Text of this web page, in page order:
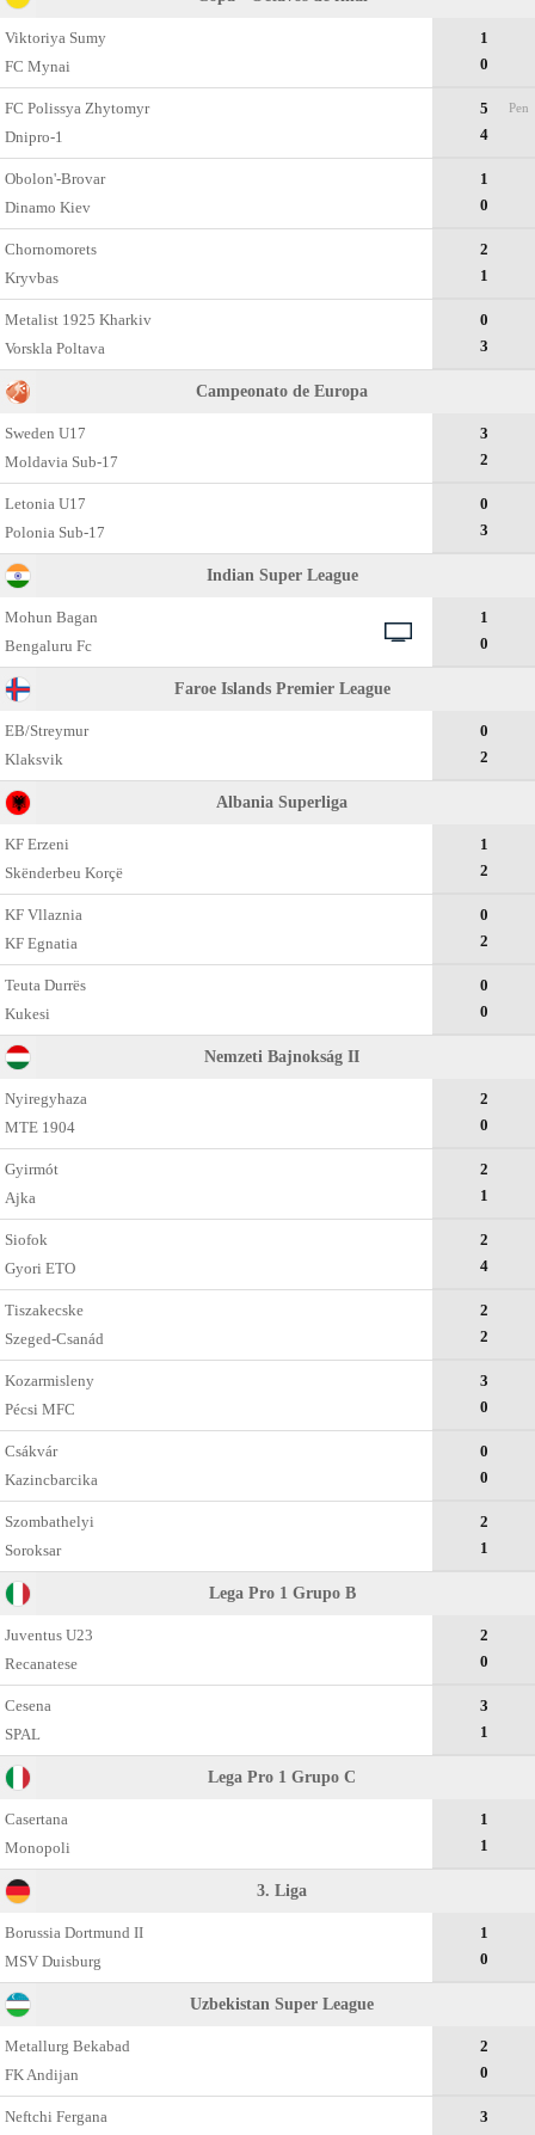
Viktoriya Sumy
FC Mynai
1
0
FC Polissya Zhytomyr
Dnipro-1
5
4
Pen
Obolon'-Brovar
Dinamo Kiev
1
0
Chornomorets
Kryvbas
2
1
Metalist 1925 Kharkiv
Vorskla Poltava
0
3
Campeonato dе Europa
Sweden U17
Moldavia Sub-17
3
2
Letonia U17
Polonia Sub-17
0
3
Indian Super League
Mohun Bagan
Bengaluru Fc
1
0
Faroe Islands Premier League
EB/Streymur
Klaksvik
0
2
Albania Superliga
KF Erzeni
Skënderbeu Korçë
1
2
KF Vllaznia
KF Egnatia
0
2
Teuta Durrës
Kukesi
0
0
Nemzeti Bajnokság II
Nyiregyhaza
MTE 1904
2
0
Gyirmót
Ajka
2
1
Siofok
Gyоri ETO
2
4
Tiszakеcske
Szeged-Csanád
2
2
Kozarmisleny
Pécsi MFC
3
0
Csákvár
Kazincbarcika
0
0
Szombathelyi
Soroksar
2
1
Lega Pro 1 Grupo B
Juventus U23
Recanatese
2
0
Cesena
SPAL
3
1
Lega Pro 1 Grupo C
Casertana
Monopoli
1
1
3. Liga
Borussia Dortmund II
MSV Duisburg
1
0
Uzbekistan Super League
Metallurg Bekabad
FK Andijan
2
0
Neftchi Fergana
3